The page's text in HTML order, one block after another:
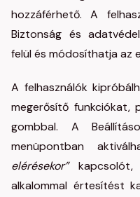
hozzáférhető. A
Biztonság és
felül és módosíthatja az
A felhasználók
megerősítő funkciókat,
gombbal. A
menüpontban
elérésekor”kapcsolót,
alkalommal értesítést